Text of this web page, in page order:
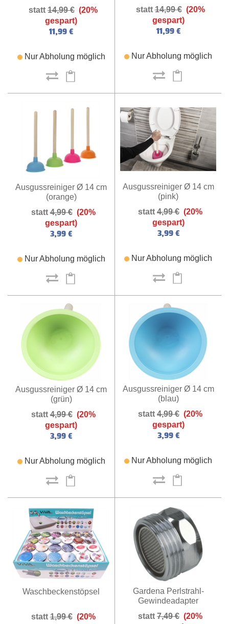
14,99 € (20%
gespart)
11,99 €
Nur Abholung möglich
14,99 € (20%
gespart)
11,99 €
Nur Abholung möglich
Ausgussreiniger Ø 14 cm
(orange)
4,99 € (20%
gespart)
3,99 €
Nur Abholung möglich
Ausgussreiniger Ø 14 cm
(pink)
4,99 € (20%
gespart)
3,99 €
Nur Abholung möglich
Ausgussreiniger Ø 14 cm
(grün)
4,99 € (20%
gespart)
3,99 €
Nur Abholung möglich
Ausgussreiniger Ø 14 cm
(blau)
4,99 € (20%
gespart)
3,99 €
Nur Abholung möglich
Waschbeckenstöpsel
1,99 € (20%
Gardena Perlstrahl-
Gewindeadapter
7,49 € (20%